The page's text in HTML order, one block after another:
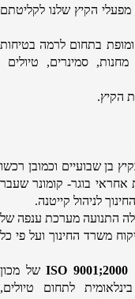
מפעלי הקיץ שלנו לקליטתם
ומופת בתחום לרמה בטיחות
מחנות, סמינרים, טיולים
הקיץ.
בן שבועיים וכמובן רכשו
אחראי בוגר- קומונר שעבר
לניהול קייטנה.
התנועה מערכת ענפה של
משרד החינוך ועל פי כל
ISO 9001;2000 של מכון
לתחום טיולים,